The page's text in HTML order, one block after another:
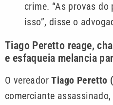
crime. “As provas do
isso”, disse o
Tiago Peretto reage,
e esfaqueia melancia
O vereadorTiago Peretto
comerciante